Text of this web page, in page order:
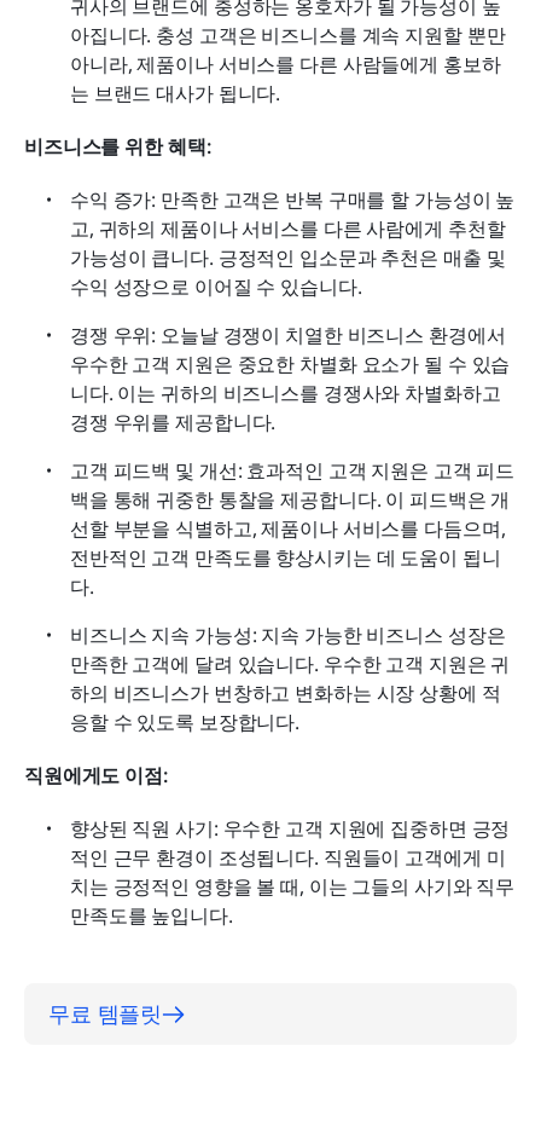
귀사의 브랜드에 충성하는 옹호자가 될 가능성이 높
아집니다. 충성 고객은 비즈니스를 계속 지원할 뿐만
아니라, 제품이나 서비스를 다른 사람들에게 홍보하
는 브랜드 대사가 됩니다.
비즈니스를 위한 혜택:
수익 증가: 만족한 고객은 반복 구매를 할 가능성이 높
고, 귀하의 제품이나 서비스를 다른 사람에게 추천할
가능성이 큽니다. 긍정적인 입소문과 추천은 매출 및
수익 성장으로 이어질 수 있습니다.
경쟁 우위: 오늘날 경쟁이 치열한 비즈니스 환경에서
우수한 고객 지원은 중요한 차별화 요소가 될 수 있습
니다. 이는 귀하의 비즈니스를 경쟁사와 차별화하고
경쟁 우위를 제공합니다.
고객 피드백 및 개선: 효과적인 고객 지원은 고객 피드
백을 통해 귀중한 통찰을 제공합니다. 이 피드백은 개
선할 부분을 식별하고, 제품이나 서비스를 다듬으며,
전반적인 고객 만족도를 향상시키는 데 도움이 됩니
다.
비즈니스 지속 가능성: 지속 가능한 비즈니스 성장은
만족한 고객에 달려 있습니다. 우수한 고객 지원은 귀
하의 비즈니스가 번창하고 변화하는 시장 상황에 적
응할 수 있도록 보장합니다.
직원에게도 이점:
향상된 직원 사기: 우수한 고객 지원에 집중하면 긍정
적인 근무 환경이 조성됩니다. 직원들이 고객에게 미
치는 긍정적인 영향을 볼 때, 이는 그들의 사기와 직무
만족도를 높입니다.
무료 템플릿